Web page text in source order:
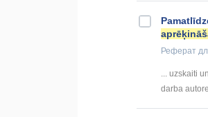
Реферат
... uzskaiti
darba